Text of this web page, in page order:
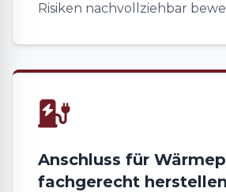
Risiken nachvollziehbar
Anschluss für
fachgerecht herstellen